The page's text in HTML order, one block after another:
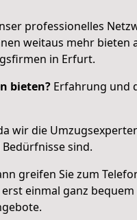
professionelles
weitaus mehr bieten
in Erfurt.
bieten? Erfahrung und
wir die
sind.
greifen Sie zum
erst einmal ganz bequem